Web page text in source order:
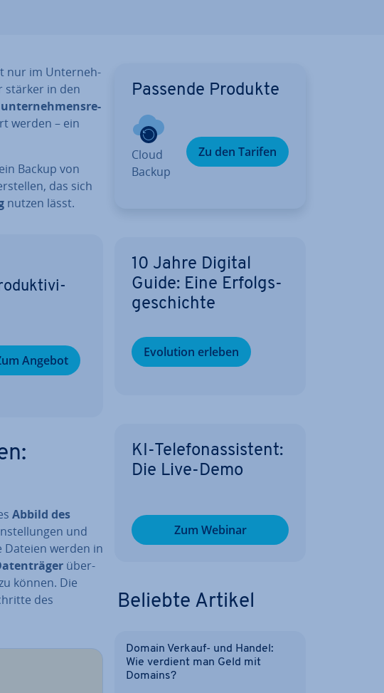
nur im Un­ter­neh­
stärker in den
un­ter­neh­mens­re­
werden – ein
Backup von
das sich
nutzen lässt.
Angebot
Abbild des
und
werden in
über­
können. Die
des
Passende Produkte
Cloud
Backup
Zu den Tarifen
10 Jahre Digital
Guide: Eine Er­folgs­
ge­schich­te
Evolution erleben
KI-Te­le­fon­as­sis­tent:
Die Live-Demo
Zum Webinar
Beliebte Artikel
Domain Verkauf- und Handel:
Wie verdient man Geld mit
Domains?